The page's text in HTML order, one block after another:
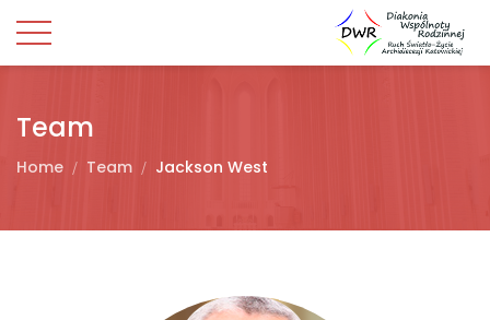
Team
Home Team Jackson West